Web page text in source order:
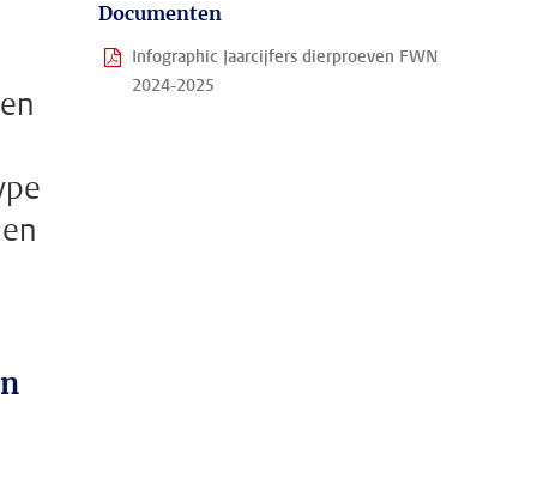
Documenten
Infographic Jaarcijfers dierproeven FWN
2024-2025